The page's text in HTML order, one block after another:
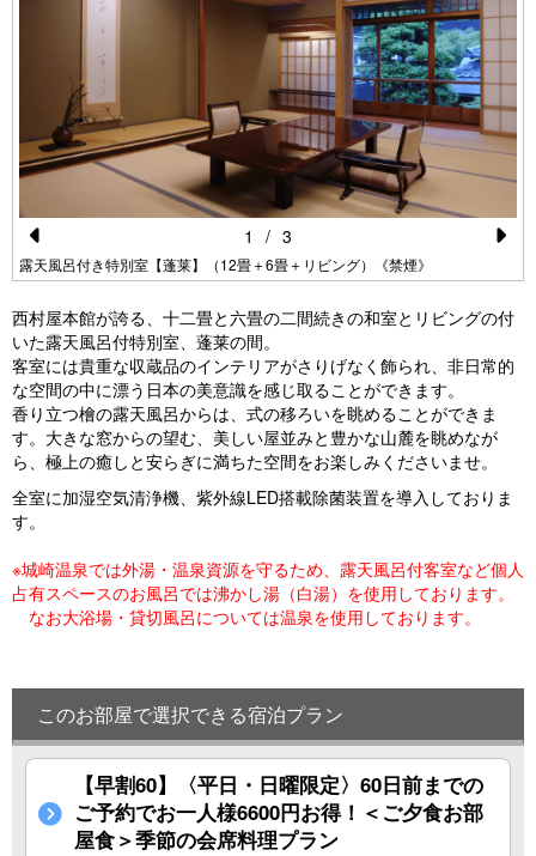
Pr
e
vi
o
u
s
露天風呂付き特別室【蓬莱】（12畳＋6畳＋リビング）《禁煙》
xt
1 / 3
西村屋本館が誇る、十二畳と六畳の二間続きの和室とリビングの付
いた露天風呂付特別室、蓬莱の間。
客室には貴重な収蔵品のインテリアがさりげなく飾られ、非日常的
な空間の中に漂う日本の美意識を感じ取ることができます。
香り立つ檜の露天風呂からは、式の移ろいを眺めることができま
す。大きな窓からの望む、美しい屋並みと豊かな山麓を眺めなが
ら、極上の癒しと安らぎに満ちた空間をお楽しみくださいませ。
全室に加湿空気清浄機、紫外線LED搭載除菌装置を導入しておりま
す。
※城崎温泉では外湯・温泉資源を守るため、露天風呂付客室など個人
占有スペースのお風呂では沸かし湯（白湯）を使用しております。
なお大浴場・貸切風呂については温泉を使用しております。
このお部屋で選択できる宿泊プラン
【早割60】〈平日・日曜限定〉60日前までの
ご予約でお一人様6600円お得！＜ご夕食お部
屋食＞季節の会席料理プラン